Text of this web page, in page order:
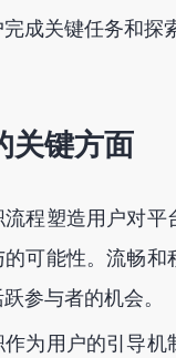
成关键任务和探
关键方面
程塑造用户对平
可能性。流畅和
参与者的机会。
为用户的引导机